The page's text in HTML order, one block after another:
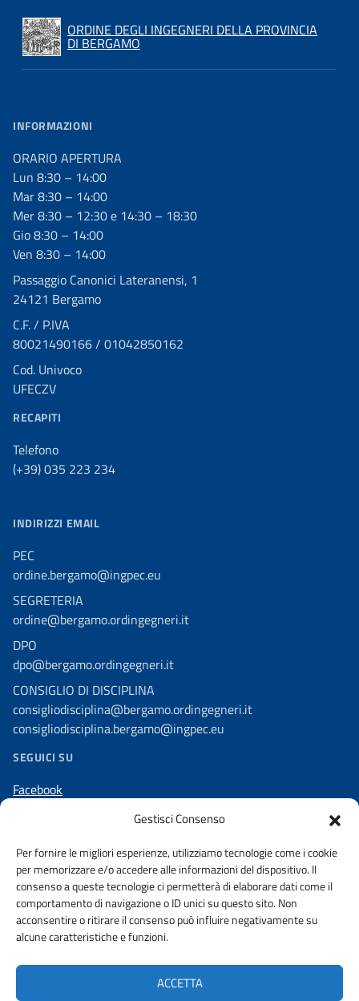
Gestisci Consenso
Per fornire le migliori esperienze, utilizziamo tecnologie come i cookie
per memorizzare e/o accedere alle informazioni del dispositivo. Il
consenso a queste tecnologie ci permetterà di elaborare dati come il
comportamento di navigazione o ID unici su questo sito. Non
acconsentire o ritirare il consenso può influire negativamente su
alcune caratteristiche e funzioni.
ACCETTA
ORDINE DEGLI INGEGNERI DELLA PROVINCIA
DI BERGAMO
INFORMAZIONI
ORARIO APERTURA
Lun 8:30 – 14:00
Mar 8:30 – 14:00
Mer 8:30 – 12:30 e 14:30 – 18:30
Gio 8:30 – 14:00
Ven 8:30 – 14:00
Passaggio Canonici Lateranensi, 1
24121 Bergamo
C.F. / P.IVA
80021490166 / 01042850162
Cod. Univoco
UFECZV
RECAPITI
Telefono
(+39) 035 223 234
INDIRIZZI EMAIL
PEC
ordine.bergamo@ingpec.eu
SEGRETERIA
ordine@bergamo.ordingegneri.it
DPO
dpo@bergamo.ordingegneri.it
CONSIGLIO DI DISCIPLINA
consigliodisciplina@bergamo.ordingegneri.it
consigliodisciplina.bergamo@ingpec.eu
SEGUICI SU
Facebook
AMMINISTRAZIONE TRASPARENTE
DICHIARAZIONE DI ACCESSIBILITA’ WHISTLEBLOWING